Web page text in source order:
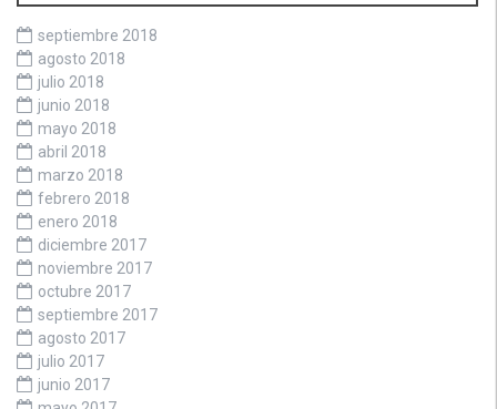
septiembre 2018
agosto 2018
julio 2018
junio 2018
mayo 2018
abril 2018
marzo 2018
febrero 2018
enero 2018
diciembre 2017
noviembre 2017
octubre 2017
septiembre 2017
agosto 2017
julio 2017
junio 2017